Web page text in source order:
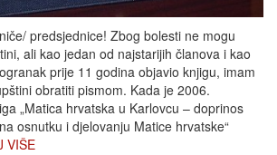
predsjednice! Zbog bolesti ne mogu
ali kao jedan od najstarijih članova i kao
prije 11 godina objavio knjigu, imam
obratiti pismom. Kada je 2006.
„Matica hrvatska u Karlovcu – doprinos
osnutku i djelovanju Matice hrvatske“
VIŠE